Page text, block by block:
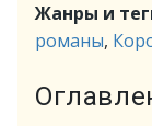
Жанры и
романы,